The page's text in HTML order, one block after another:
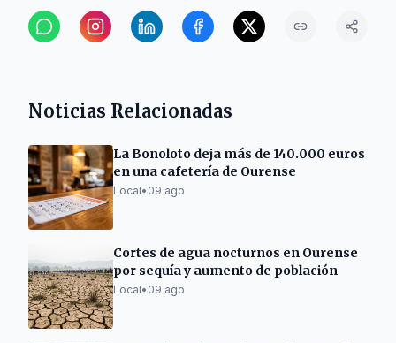
Noticias Relacionadas
La Bonoloto deja más de 140.000 euros
en una cafetería de Ourense
Local• 09 ago
Cortes de agua nocturnos en Ourense
por sequía y aumento de población
Local• 09 ago